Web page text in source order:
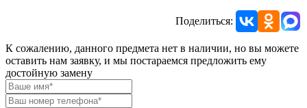
Поделиться:
К сожалению, данного предмета нет в наличии, но вы можете
оставить нам заявку, и мы постараемся предложить ему
достойную замену